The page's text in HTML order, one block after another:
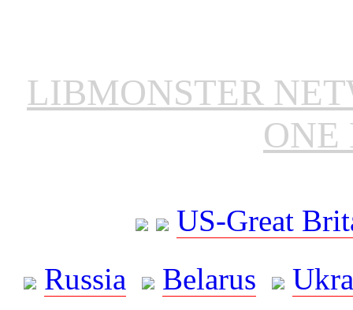
LIBMONSTER
ONE
US-Great
Russia
Belarus